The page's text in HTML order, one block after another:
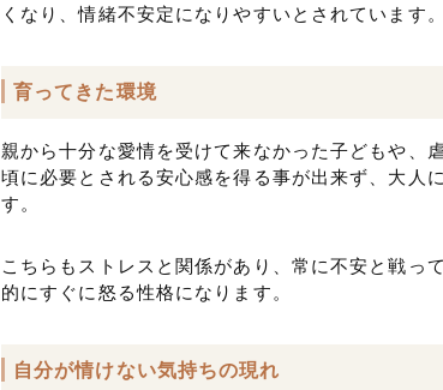
くなり、情緒不安定になりやすいとされています。
育ってきた環境
親から十分な愛情を受けて来なかった子どもや、
頃に必要とされる安心感を得る事が出来ず、大人
す。
こちらもストレスと関係があり、常に不安と戦っ
的にすぐに怒る性格になります。
自分が情けない気持ちの現れ